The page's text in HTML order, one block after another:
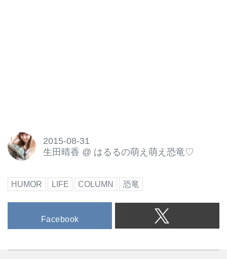
2015-08-31
生田晴香 @ はるるの萌え萌え恐竜♡
HUMOR LIFE COLUMN 恐竜
Facebook